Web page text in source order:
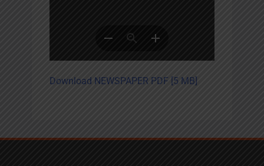
Download NEWSPAPER PDF [5 MB]